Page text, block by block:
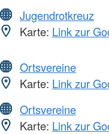
Jugendrotkreuz
Karte: Link zur
Ortsvereine
Karte: Link zur
Ortsvereine
Karte: Link zur